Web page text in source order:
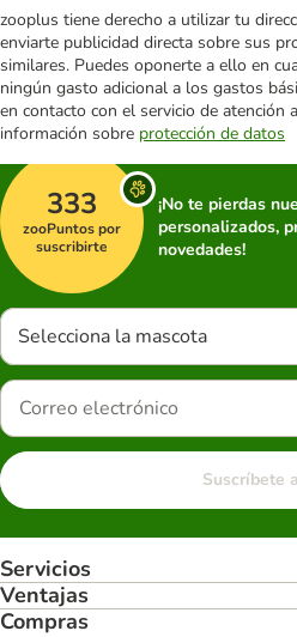
zooplus tiene derecho a utilizar tu
enviarte publicidad directa sobre sus
similares. Puedes oponerte a ello en
ningún gasto adicional a los gastos
en contacto con el servicio de atención
información sobre protección de datos
333
zooPuntos por
suscribirte
¡No te pierdas
personalizados,
novedades!
Selecciona la mascota
Suscríbete
Servicios
Ventajas
Compras